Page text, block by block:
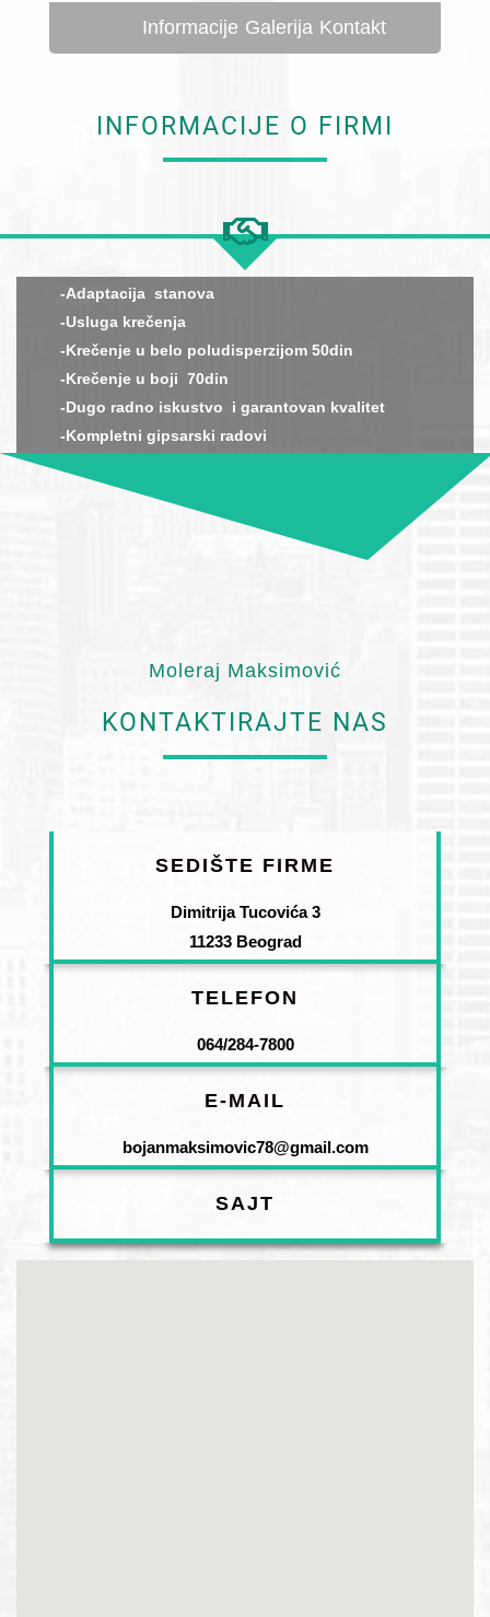
Informacije Galerija Kontakt
INFORMACIJE O FIRMI
-Adaptacija stanova
-Usluga krečenja
-Krečenje u belo poludisperzijom 50din
-Krečenje u boji 70din
-Dugo radno iskustvo i garantovan kvalitet
-Kompletni gipsarski radovi
Moleraj Maksimović
KONTAKTIRAJTE NAS
SEDIŠTE FIRME
Dimitrija Tucovića 3
11233 Beograd
TELEFON
064/284-7800
E-MAIL
bojanmaksimovic78@gmail.com
SAJT